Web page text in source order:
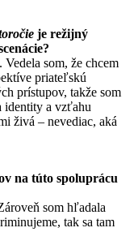
je režijný
som, že chcem
priateľskú
prístupov, takže som
identity a vzťahu
živá – nevediac, aká
na túto spoluprácu
som hľadala
tak sa tam